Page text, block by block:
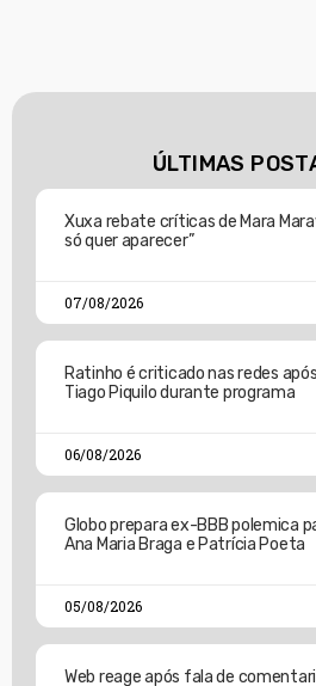
ÚLTIMAS
Xuxa rebate críticas de Mara
só quer aparecer”
07/08/2026
Ratinho é criticado nas redes
Tiago Piquilo durante programa
06/08/2026
Globo prepara ex-BBB polemica
Ana Maria Braga e Patrícia Poeta
05/08/2026
Web reage após fala de